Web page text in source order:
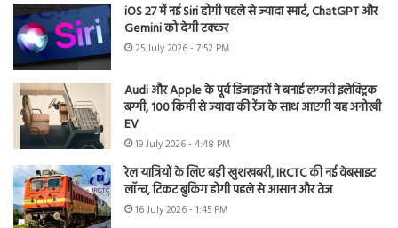
iOS 27 में नई Siri होगी पहले से ज्यादा स्मार्ट, ChatGPT और
Gemini को देगी टक्कर
25 July 2026 - 7:52 PM
Audi और Apple के पूर्व डिजाइनरों ने बनाई लग्जरी इलेक्ट्रिक
बग्गी, 100 किमी से ज्यादा की रेंज के साथ आएगी यह अनोखी
EV
19 July 2026 - 4:48 PM
रेल यात्रियों के लिए बड़ी खुशखबरी, IRCTC की नई वेबसाइट
लॉन्च, टिकट बुकिंग होगी पहले से आसान और तेज
16 July 2026 - 1:45 PM